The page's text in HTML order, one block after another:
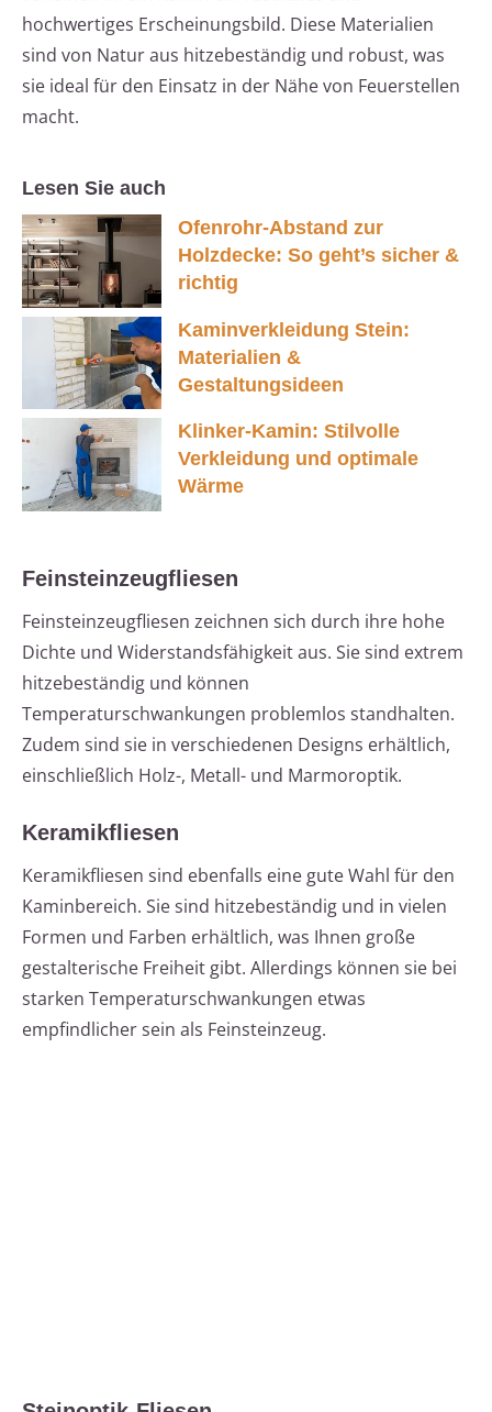
hochwertiges Erscheinungsbild. Diese Materialien
sind von Natur aus hitzebeständig und robust, was
sie ideal für den Einsatz in der Nähe von Feuerstellen
macht.
Lesen Sie auch
Ofenrohr-Abstand zur
Holzdecke: So geht’s sicher &
richtig
Kaminverkleidung Stein:
Materialien &
Gestaltungsideen
Klinker-Kamin: Stilvolle
Verkleidung und optimale
Wärme
Feinsteinzeugfliesen
Feinsteinzeugfliesen zeichnen sich durch ihre hohe
Dichte und Widerstandsfähigkeit aus. Sie sind extrem
hitzebeständig und können
Temperaturschwankungen problemlos standhalten.
Zudem sind sie in verschiedenen Designs erhältlich,
einschließlich Holz-, Metall- und Marmoroptik.
Keramikfliesen
Keramikfliesen sind ebenfalls eine gute Wahl für den
Kaminbereich. Sie sind hitzebeständig und in vielen
Formen und Farben erhältlich, was Ihnen große
gestalterische Freiheit gibt. Allerdings können sie bei
starken Temperaturschwankungen etwas
empfindlicher sein als Feinsteinzeug.